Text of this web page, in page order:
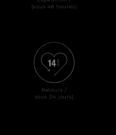
[sous 48 heures]
Retours /
sous [14 jours]